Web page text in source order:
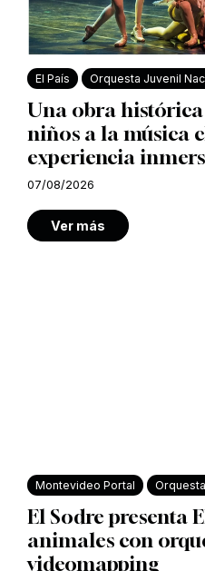
El País Orquesta Juvenil
Una obra
niños a la música
experiencia
07/08/2026
Ver más
Montevideo Portal
El Sodre presenta
animales con
videomapping